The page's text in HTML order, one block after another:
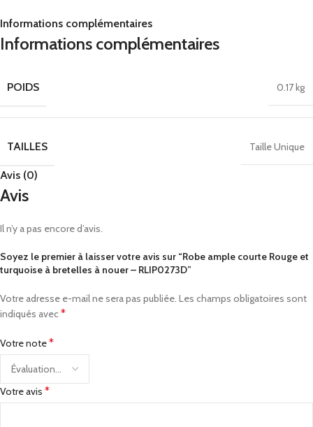
Informations complémentaires
Informations complémentaires
POIDS 0.17 kg
TAILLES Taille Unique
Avis (0)
Avis
Il n’y a pas encore d’avis.
Soyez le premier à laisser votre avis sur “Robe ample courte Rouge et
turquoise à bretelles à nouer – RLIP0273D”
Votre adresse e-mail ne sera pas publiée. Les champs obligatoires sont
indiqués avec *
Votre note*
Votre avis *